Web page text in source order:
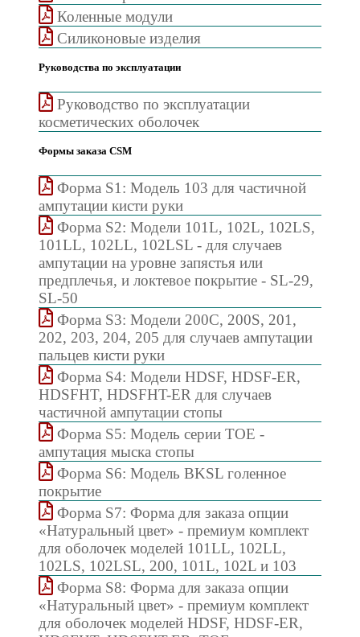
Коленные модули
Силиконовые изделия
Руководства по эксплуатации
Руководство по эксплуатации
косметических оболочек
Формы заказа CSM
Форма S1: Модель 103 для частичной
ампутации кисти руки
Форма S2: Модели 101L, 102L, 102LS,
101LL, 102LL, 102LSL - для случаев
ампутации на уровне запястья или
предплечья, и локтевое покрытие - SL-29,
SL-50
Форма S3: Модели 200C, 200S, 201,
202, 203, 204, 205 для случаев ампутации
пальцев кисти руки
Форма S4: Модели HDSF, HDSF-ER,
HDSFHT, HDSFHT-ER для случаев
частичной ампутации стопы
Форма S5: Модель серии TOE -
ампутация мыска стопы
Форма S6: Модель BKSL голенное
покрытие
Форма S7: Форма для заказа опции
«Натуральный цвет» - премиум комплект
для оболочек моделей 101LL, 102LL,
102LS, 102LSL, 200, 101L, 102L и 103
Форма S8: Форма для заказа опции
«Натуральный цвет» - премиум комплект
для оболочек моделей HDSF, HDSF-ER,